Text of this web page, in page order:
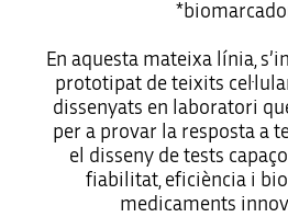
En aquesta mateixa línia,
prototipat de teixits
dissenyats en laboratori
per a provar la resposta a
el disseny de tests
fiabilitat, eficiència i
medicaments